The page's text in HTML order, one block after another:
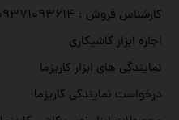
کارشناس فروش : ۰۹۳۷۱۰۹۳۶۱۴
اجاره ابزار کاشیکاری
نمایندگی های ابزار کاریزما
درخواست نمایندگی کاریزما